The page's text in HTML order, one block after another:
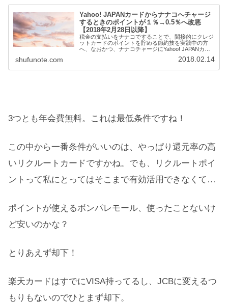
Yahoo! JAPANカードからナナコへチャージ
するときのポイントが１％→0.5％へ改悪
【2018年2月28日以降】
税金の支払いをナナコですることで、間接的にクレジ
ットカードのポイントを貯める節約技を実践中の方
へ、なおかつ、ナナコチャージにYahoo! JAPANカー
shufunote.com 2018.02.14
3つとも年会費無料。これは最低条件ですね！
この中から一番条件がいいのは、やっぱり還元率の高
いリクルートカードですかね。でも、リクルートポイ
ントって私にとってはそこまで有効活用できなくて…
ポイントが使えるボンパレモール、使ったことないけ
ど安いのかな？
とりあえず却下！
楽天カードはすでにVISA持ってるし、JCBに変えるつ
もりもないのでひとまず却下。